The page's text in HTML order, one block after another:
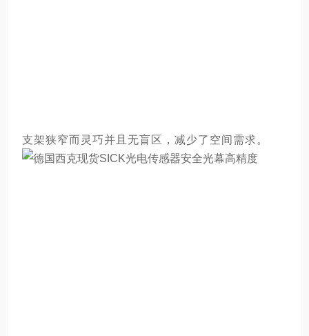
支架狭窄而灵巧并且无盲区，减少了空间需求。